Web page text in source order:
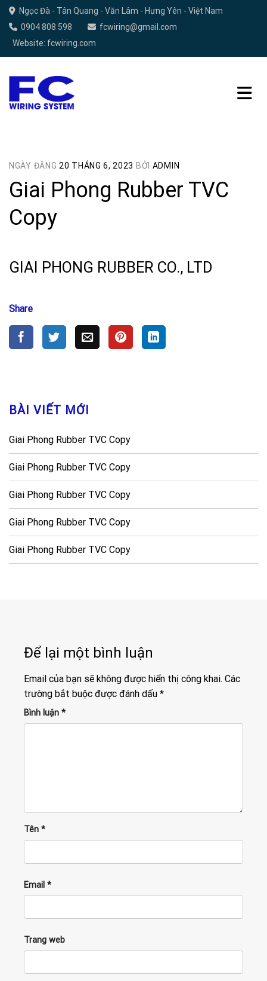
Chuyển
đến
Ngọc Đà - Tân Quang - Văn Lâm - Hưng Yên - Việt Nam
0904 808 598
fcwiring@gmail.com
Website: fcwiring.com
Giai Phong Rubber TVC
Copy
NGÀY ĐĂNG 20 THÁNG 6, 2023 BỞI ADMIN
GIAI PHONG RUBBER CO., LTD
BÀI VIẾT MỚI
Giai Phong Rubber TVC Copy
Giai Phong Rubber TVC Copy
Giai Phong Rubber TVC Copy
Giai Phong Rubber TVC Copy
Giai Phong Rubber TVC Copy
Để lại một bình luận
Email của bạn sẽ không được hiển thị công khai. Các
trường bắt buộc được đánh dấu *
Bình luận *
Tên *
Email *
Trang web